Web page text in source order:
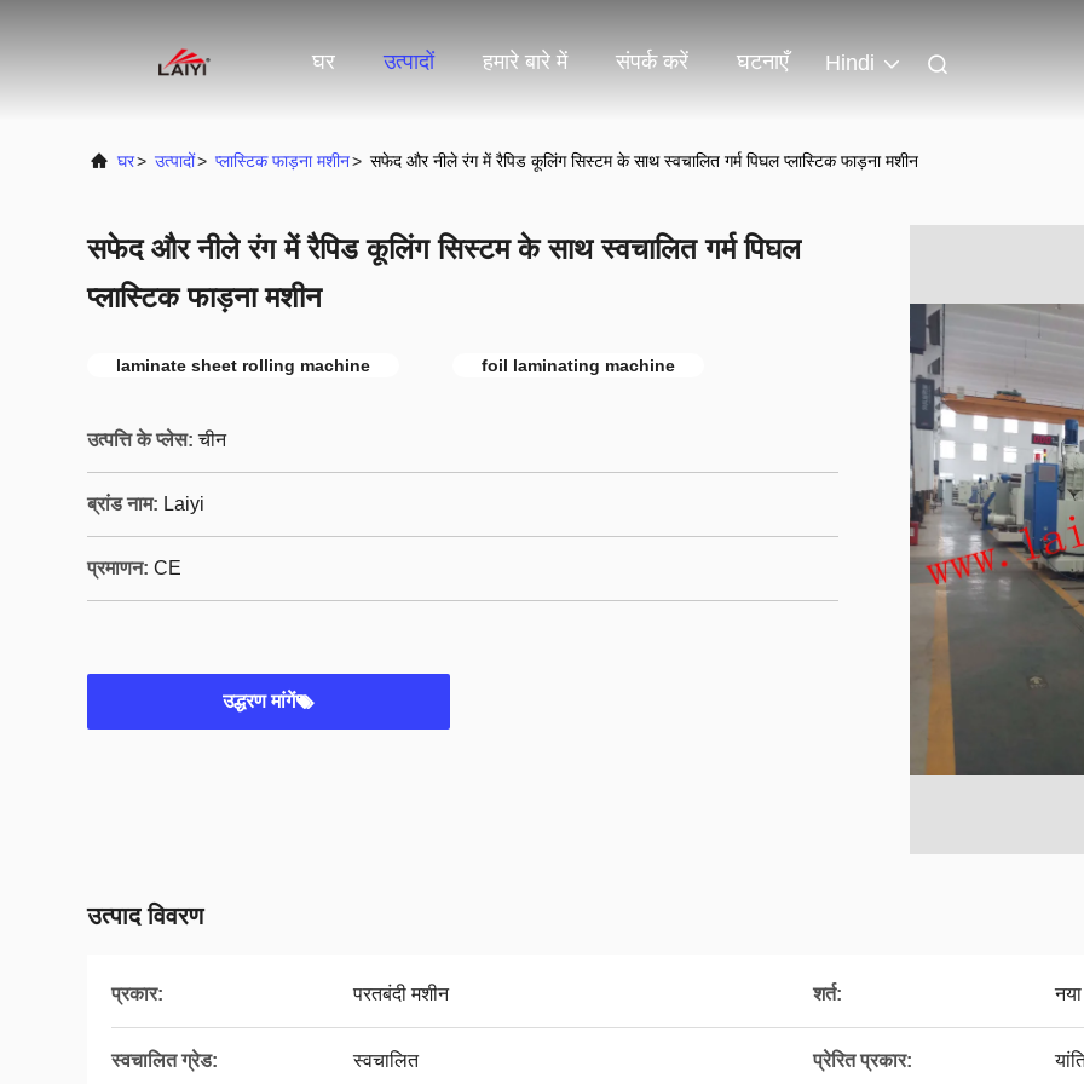
घर उत्पादों हमारे बारे में संपर्क करें घटनाएँ Hindi
घर> उत्पादों> प्लास्टिक फाड़ना मशीन> सफेद और नीले रंग में रैपिड कूलिंग सिस्टम के साथ स्वचालित गर्म पिघल प्लास्टिक फाड़ना मशीन
सफेद और नीले रंग में रैपिड कूलिंग सिस्टम के साथ स्वचालित गर्म पिघल
प्लास्टिक फाड़ना मशीन
laminate sheet rolling machine foil laminating machine
उत्पत्ति के प्लेस: चीन
ब्रांड नाम: Laiyi
प्रमाणन: CE
उद्धरण मांगें
उत्पाद विवरण
प्रकार: परतबंदी मशीन शर्त: नया
स्वचालित ग्रेड: स्वचालित प्रेरित प्रकार: